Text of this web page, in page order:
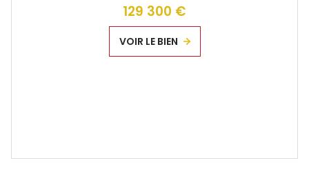
129 300 €
VOIR LE BIEN